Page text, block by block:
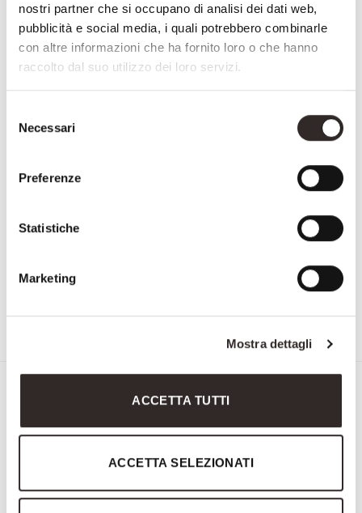
nostri partner che si occupano di analisi dei dati web,
pubblicità e social media, i quali potrebbero combinarle
con altre informazioni che ha fornito loro o che hanno
raccolto dal suo utilizzo dei loro servizi.
delNecessari
Preferenze
Statistiche
Marketing
Mostra dettagli
ACCETTA TUTTI
ACCETTA SELEZIONATI
PRODOTTI CORRELATI
Iscriviti alla Newsletter di
e